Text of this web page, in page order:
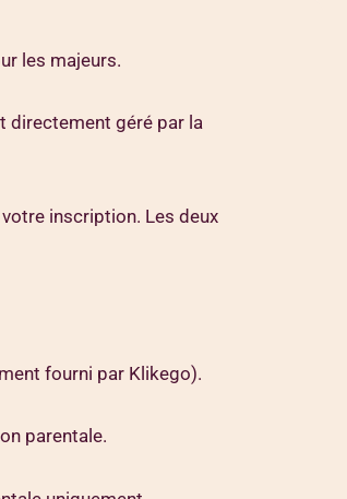
les majeurs.
directement géré par la
inscription. Les deux
fourni par Klikego).
parentale.